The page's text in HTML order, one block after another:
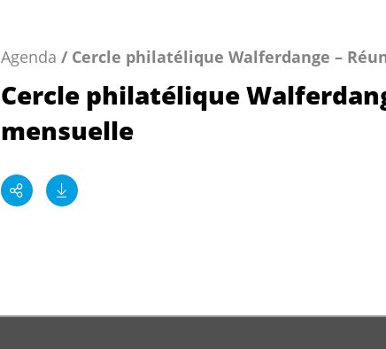
Agenda / Cercle philatélique Walferdange –
Cercle philatélique
mensuelle